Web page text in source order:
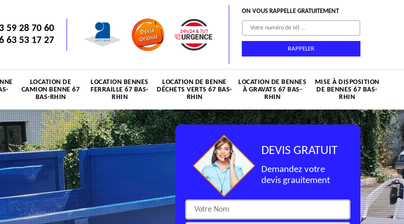
59 28 70 60
63 53 17 27
ON VOUS RAPPELLE GRATUITEMENT
LOCATION DE
CAMION BENNE 67
BAS-RHIN
LOCATION BENNES
FERRAILLE 67 BAS-
RHIN
LOCATION DE BENNE
DÉCHETS VERTS 67 BAS-
RHIN
LOCATION DE BENNES
À GRAVATS 67 BAS-
RHIN
MISE À DISPOSITION
DE BENNES 67 BAS-
RHIN
DEVIS GRATUIT
Demandez votre
devis grauitement